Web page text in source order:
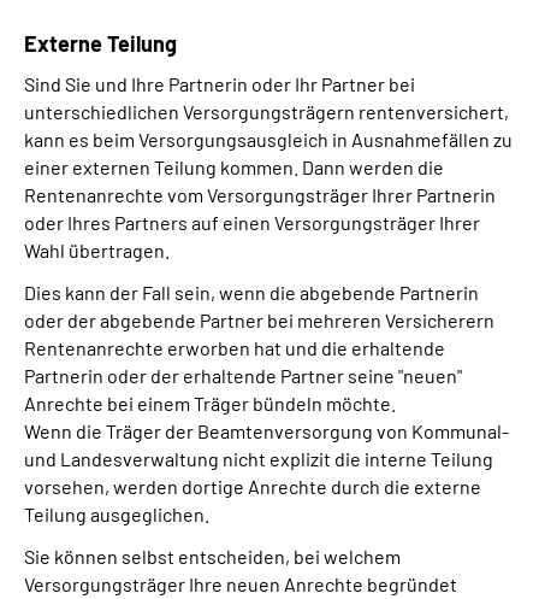
Externe Teilung
Sind Sie und Ihre Partnerin oder Ihr Partner bei
unterschiedlichen Versorgungsträgern rentenversichert,
kann es beim Versorgungsausgleich in Ausnahmefällen zu
einer externen Teilung kommen. Dann werden die
Rentenanrechte vom Versorgungsträger Ihrer Partnerin
oder Ihres Partners auf einen Versorgungsträger Ihrer
Wahl übertragen.
Dies kann der Fall sein, wenn die abgebende Partnerin
oder der abgebende Partner bei mehreren Versicherern
Rentenanrechte erworben hat und die erhaltende
Partnerin oder der erhaltende Partner seine "neuen"
Anrechte bei einem Träger bündeln möchte.
Wenn die Träger der Beamtenversorgung von Kommunal-
und Landesverwaltung nicht explizit die interne Teilung
vorsehen, werden dortige Anrechte durch die externe
Teilung ausgeglichen.
Sie können selbst entscheiden, bei welchem
Versorgungsträger Ihre neuen Anrechte begründet